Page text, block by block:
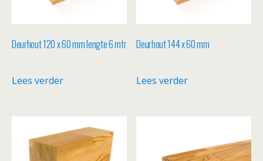
Deurhout 120 x 60 mm lengte 6 mtr
Lees verder
Deurhout 144 x 60 mm
Lees verder